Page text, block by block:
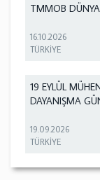
TMMOB
16.10.2026
TÜRKİYE
19 EYLÜL
DAYANIŞMA
19.09.2026
TÜRKİYE